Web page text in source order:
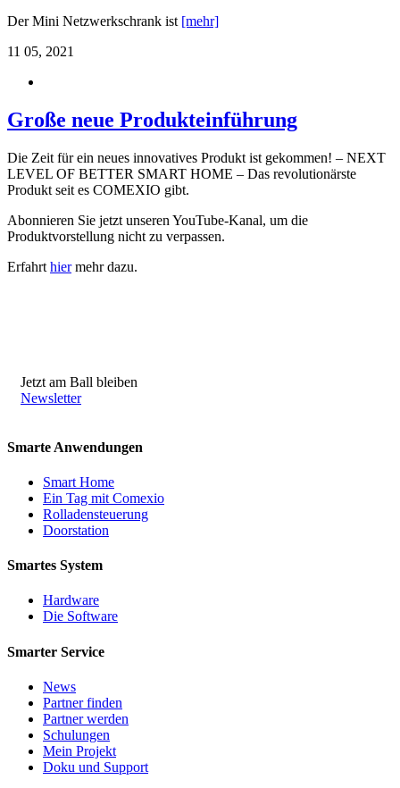
Der Mini Netzwerkschrank ist [mehr]
11 05, 2021
Große neue Produkteinführung
Die Zeit für ein neues innovatives Produkt ist gekommen! – NEXT
LEVEL OF BETTER SMART HOME – Das revolutionärste
Produkt seit es COMEXIO gibt.
Abonnieren Sie jetzt unseren YouTube-Kanal, um die
Produktvorstellung nicht zu verpassen.
Erfahrt hiermehr dazu.
Jetzt am Ball bleiben
Newsletter
Smarte Anwendungen
Smart Home
Ein Tag mit Comexio
Rolladensteuerung
Doorstation
Smartes System
Hardware
Die Software
Smarter Service
News
Partner finden
Partner werden
Schulungen
Mein Projekt
Doku und Support